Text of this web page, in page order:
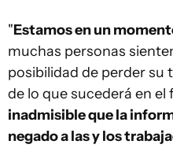
"Estamos en un
muchas personas
posibilidad de perder su
de lo que sucederá en el
inadmisible que la
negado a las y los